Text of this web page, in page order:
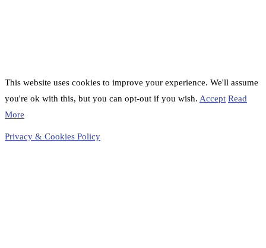
This website uses cookies to improve your experience. We'll assume
you're ok with this, but you can opt-out if you wish. Accept Read
More
Privacy & Cookies Policy